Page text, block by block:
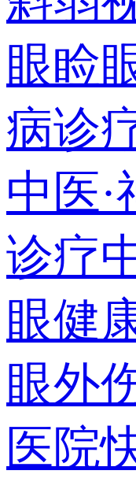
眼睑
病诊
中医
诊疗
眼健
眼外
医院